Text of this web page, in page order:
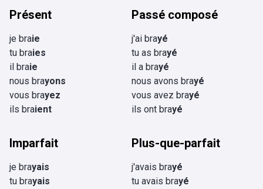
Présent
je braie
tu braies
il braie
nous brayons
vous brayez
ils braient
Passé composé
j'ai brayé
tu as brayé
il a brayé
nous avons brayé
vous avez brayé
ils ont brayé
Imparfait
je brayais
tu brayais
Plus-que-parfait
j'avais brayé
tu avais brayé